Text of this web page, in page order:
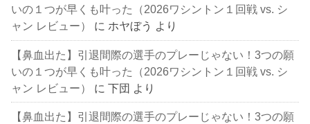
いの１つが早くも叶った（2026ワシントン１回戦 vs. シ
ャン レビュー）
に ホヤぼう より
【鼻血出た】引退間際の選手のプレーじゃない！3つの願
いの１つが早くも叶った（2026ワシントン１回戦 vs. シ
ャン レビュー）
に下団 より
【鼻血出た】引退間際の選手のプレーじゃない！3つの願